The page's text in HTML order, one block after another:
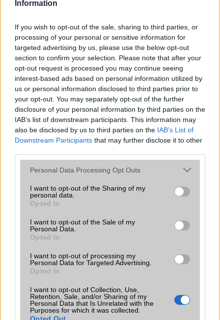
Information
If you wish to opt-out of the sale, sharing to third parties, or
processing of your personal or sensitive information for
targeted advertising by us, please use the below opt-out
section to confirm your selection. Please note that after your
opt-out request is processed you may continue seeing
interest-based ads based on personal information utilized by
us or personal information disclosed to third parties prior to
your opt-out. You may separately opt-out of the further
disclosure of your personal information by third parties on the
IAB’s list of downstream participants. This information may
also be disclosed by us to third parties on the IAB’s List of
Downstream Participants that may further disclose it to other
Please note that this website/app uses one or more Google
not limited to your visit or usage behaviour. You may click to
grant or deny consent to Google and its third-party tags to
use your data for below specified purposes in below Google
consent section.
Personal Data Processing Opt Outs
I want to opt-out of the Sharing of my
personal data.
Opted In
I want to opt-out of the Sale of my
Personal Data.
Opted In
I want to opt-out of processing my
Personal Data for Targeted Advertising.
Opted In
I want to opt-out of Collection, Use,
Retention, Sale, and/or Sharing of my
Personal Data that Is Unrelated with the
Purposes for which it was collected.
Háromnapos üzemidőt ígér a Nokia G11
Plus
2022.06.28
Újabb készülékkel bővíti a G-szériát a HMD Global, a Nokia
telefonok gyártója.
A tíz legjobb okostelefon 5 col alatt
2015.02.10| Phone Arena
kijelzõkért és szeretnének 5 col alatt maradni, hogy még
egyszerûen kezelhetõ legyen egy kézzel a mobil és akár a
A fiatalok buta flipes mobilokra cserélik
2023.05.05| Phone Arena
A legújabb trend az okostelefonok terén az összecsukható
lehetővé teszik, hogy egyszerre több alkalmazást
futtassunk, így jobb multitaskerek lehetünk.
A Nokia 500 is 1GHz-en ketyeg
2011.08.02